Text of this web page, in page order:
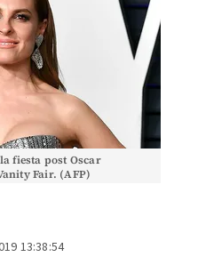
fiesta post Oscar
Fair. (AFP)
13:38:54